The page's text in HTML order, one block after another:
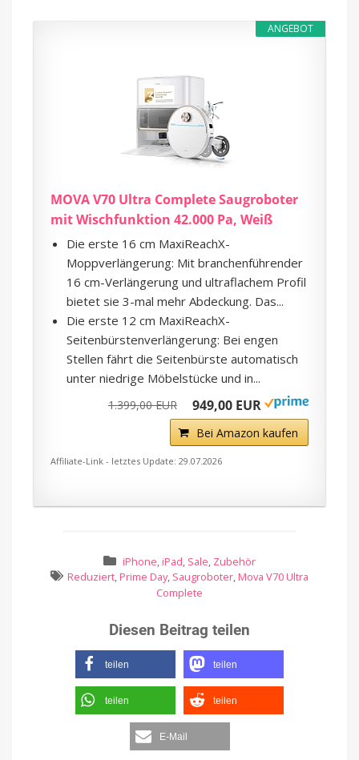
ANGEBOT
MOVA V70 Ultra Complete Saugroboter
mit Wischfunktion 42.000 Pa, Weiß
Die erste 16 cm MaxiReachX-
Moppverlängerung: Mit branchenführender
16 cm-Verlängerung und ultraflachem Profil
bietet sie 3-mal mehr Abdeckung. Das...
Die erste 12 cm MaxiReachX-
Seitenbürstenverlängerung: Bei engen
Stellen fährt die Seitenbürste automatisch
unter niedrige Möbelstücke und in...
1.399,00 EUR 949,00 EUR
Bei Amazon kaufen
Affiliate-Link - letztes Update: 29.07.2026
iPhone, iPad, Sale, Zubehör
Reduziert, Prime Day, Saugroboter, Mova V70 Ultra
Complete
Diesen Beitrag teilen
teilen teilen
teilen teilen
E-Mail